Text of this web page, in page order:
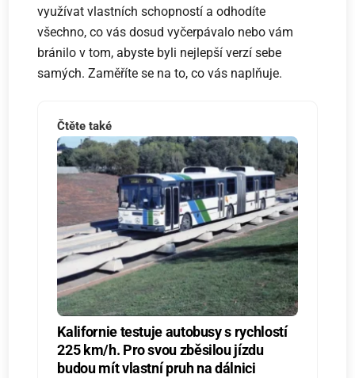
využívat vlastních schopností a odhodíte
všechno, co vás dosud vyčerpávalo nebo vám
bránilo v tom, abyste byli nejlepší verzí sebe
samých. Zaměříte se na to, co vás naplňuje.
Čtěte také
Kalifornie testuje autobusy s rychlostí
225 km/h. Pro svou zběsilou jízdu
budou mít vlastní pruh na dálnici